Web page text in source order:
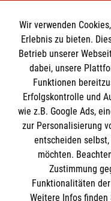
Informationen
Impressum
Datenschutz
Kontakt
Barrierefreiheit
Die Malteser
Malteser in
Malteserorden
Spendenkonto
Wir verwenden
Erlebnis zu bieten.
Betrieb unserer
dabei, unsere
Funktionen
Erfolgskontrolle und
wie z.B. Google Ads,
zur Personalisierung
entscheiden
möchten.
Zustimmung
Funktionalitäten
Weitere Infos finden